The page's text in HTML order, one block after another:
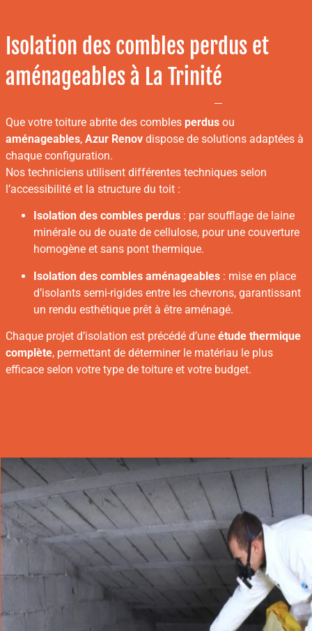
Isolation des combles perdus et
aménageables à La Trinité
Que votre toiture abrite des combles perdus ou
aménageables, Azur Renov dispose de solutions adaptées à
chaque configuration.
Nos techniciens utilisent différentes techniques selon
l’accessibilité et la structure du toit :
Isolation des combles perdus : par soufflage de laine
minérale ou de ouate de cellulose, pour une couverture
homogène et sans pont thermique.
Isolation des combles aménageables : mise en place
d’isolants semi-rigides entre les chevrons, garantissant
un rendu esthétique prêt à être aménagé.
Chaque projet d’isolation est précédé d’une étude thermique
complète, permettant de déterminer le matériau le plus
efficace selon votre type de toiture et votre budget.